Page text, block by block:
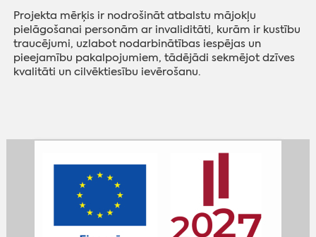
Projekta mērķis ir nodrošināt atbalstu mājokļu
pielāgošanai personām ar invaliditāti, kurām ir kustību
traucējumi, uzlabot nodarbinātības iespējas un
pieejamību pakalpojumiem, tādējādi sekmējot dzīves
kvalitāti un cilvēktiesību ievērošanu.